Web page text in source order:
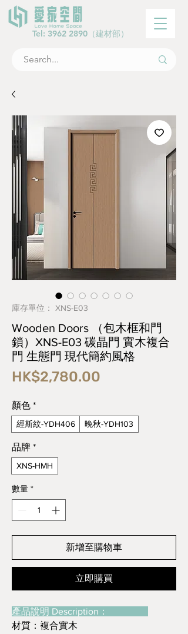
Tel: 3962 2890 （建材部）
庫存單位： XNS-E03
Wooden Doors （包木框和門
鎖）XNS-E03 碳晶門 實木複合
門 生態門 現代簡約風格
HK$2,780.00
顏色 *
經斯紋-YDH406 晚秋-YDH103
品牌 *
XNS-HMH
數量 *
新增至購物車
立即購買
產品說明 Description：
材質：複合實木